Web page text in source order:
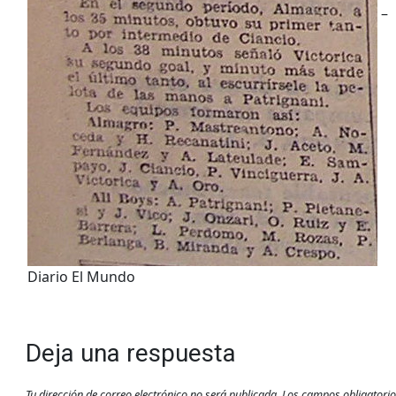
–
Diario El Mundo
Deja una respuesta